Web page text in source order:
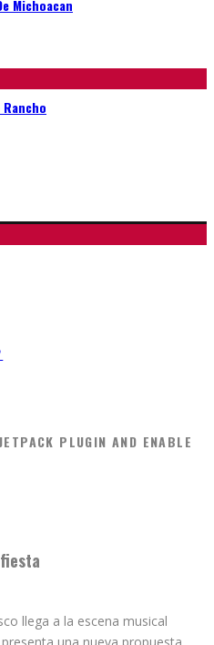
Michoacan
PLUGIN AND ENABLE
llega a la escena musical